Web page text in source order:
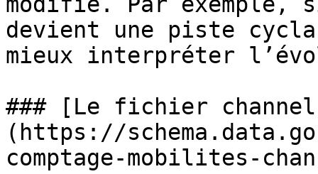
devient une piste
mieux interpréter
### [Le fichier
(https://
comptage-mobilites-